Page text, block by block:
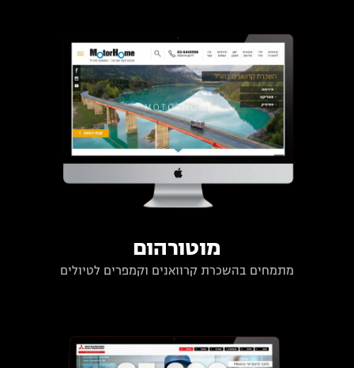
מוטורהום
מתמחים בהשכרת קרוואנים וקמפרים לטיולים